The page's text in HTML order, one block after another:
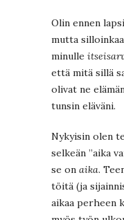
Olin ennen
mutta
minulle
että mitä sillä
olivat ne
tunsin eläväni.
Nykyisin olen
selkeän ”aika
se on aika.
töitä (ja
aikaa perheen